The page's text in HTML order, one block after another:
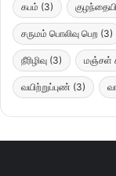
கபம் (3)
சருமம் பொலிவு பெற (3)
நீரிழிவு (3) மஞ்சள்
வயிற்றுப்புண் (3)